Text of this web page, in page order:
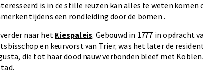
is in de stille reuzen kan alles te weten komen
tijdens een rondleiding door de bomen .
naar het Kiespaleis. Gebouwd in 1777 in opdracht
en keurvorst van Trier, was het later de
die tot haar dood nauw verbonden bleef met